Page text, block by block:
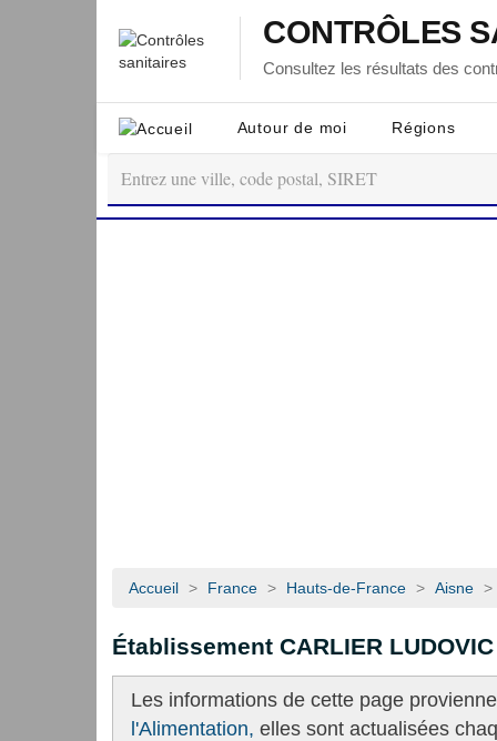
CONTRÔLES
Consultez les résultats des
Autour de moi Régions
Accueil > France > Hauts-de-France > Aisne >
Établissement CARLIER
Les informations de cette page
l'Alimentation, elles sont actualisées